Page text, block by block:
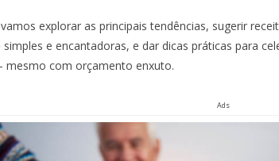
explorar as principais tendências, sugerir
e encantadoras, e dar dicas práticas para
mesmo com orçamento enxuto.
Ads